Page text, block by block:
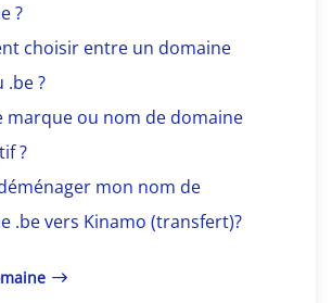
?
choisir entre un domaine
.be ?
marque ou nom de domaine
?
mon nom de
.be vers Kinamo (transfert)?